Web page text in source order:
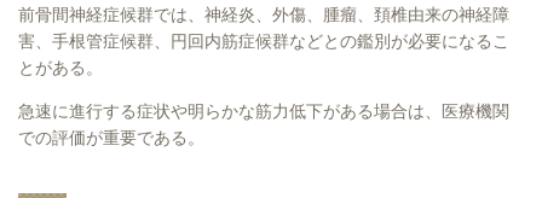
前骨間神経症候群では、神経炎、外傷、腫瘤、頚椎由来の神経障
害、手根管症候群、円回内筋症候群などとの鑑別が必要になるこ
とがある。
急速に進行する症状や明らかな筋力低下がある場合は、医療機関
での評価が重要である。